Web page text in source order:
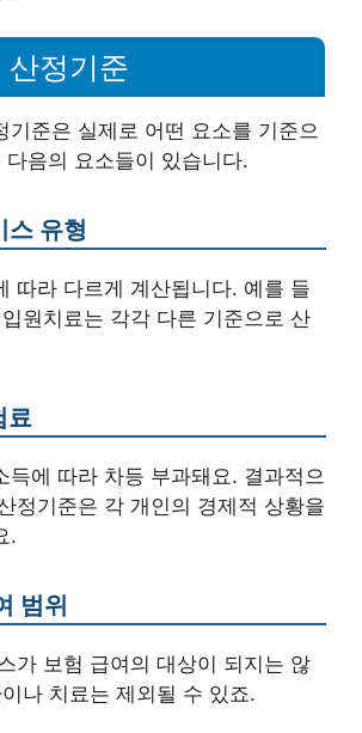
산정기준
기준은 실제로 어떤 요소를 기준으
다음의 요소들이 있습니다.
스 유형
따라 다르게 계산됩니다. 예를 들
원치료는 각각 다른 기준으로 산
료
득에 따라 차등 부과돼요. 결과적으
정기준은 각 개인의 경제적 상황을
.
범위
가 보험 급여의 대상이 되지는 않
나 치료는 제외될 수 있죠.